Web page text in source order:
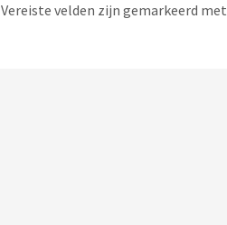
Vereiste velden zijn gemarkeerd met